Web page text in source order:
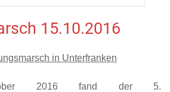
15.10.2016
in Unterfranken
2016 fand der 5.